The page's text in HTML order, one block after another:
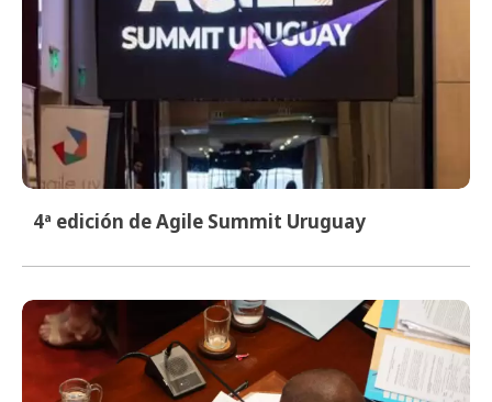
4ª edición de Agile Summit Uruguay